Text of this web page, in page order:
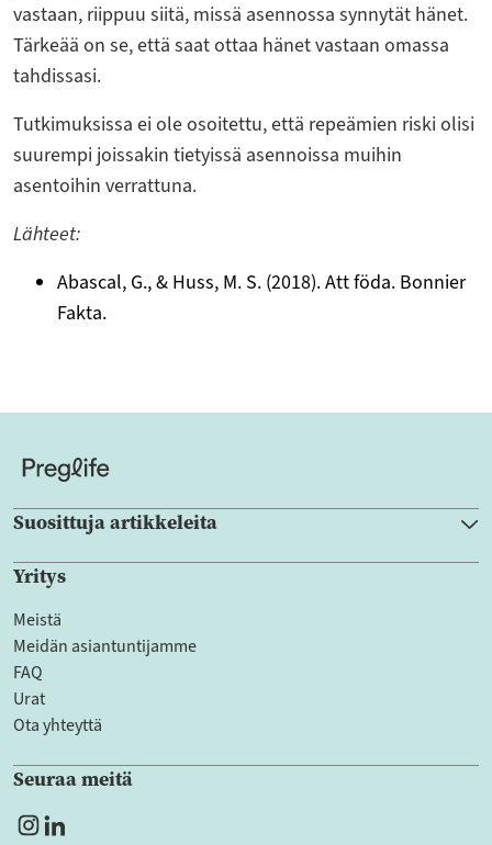
vastaan, riippuu siitä, missä asennossa synnytät hänet.
Tärkeää on se, että saat ottaa hänet vastaan omassa
tahdissasi.
Tutkimuksissa ei ole osoitettu, että repeämien riski olisi
suurempi joissakin tietyissä asennoissa muihin
asentoihin verrattuna.
Lähteet:
Abascal, G., & Huss, M. S. (2018). Att föda. Bonnier
Fakta.
Suosittuja artikkeleita
Yritys
Meistä
Meidän asiantuntijamme
FAQ
Urat
Ota yhteyttä
Seuraa meitä